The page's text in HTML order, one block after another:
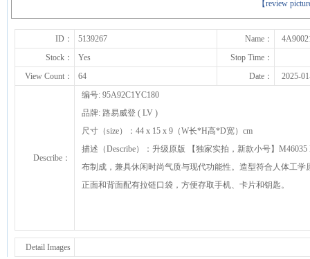
【review
ID： 5139267 Name：
Stock：
Yes
Stop Time：
View Count：
64 Date： 2025-
Describe：
编号: 95A92C1YC180
品牌: 路易威登 ( LV )
尺寸（size）：44 x 15 x 9（W长*H高*D宽）cm
描述（Describe）：升级原版 【独家实拍，新款小号】M46035
布制成，兼具休闲时尚气质与现代功能性。造型符合人体工
正面和背面配有拉链口袋，方便存取手机、卡片和钥匙。
Detail Images